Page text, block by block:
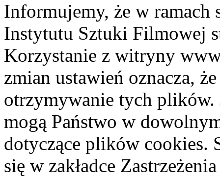
Informujemy, że w ramach
Instytutu Sztuki Filmowej
Korzystanie z witryny
zmian ustawień oznacza,
otrzymywanie tych plików.
mogą Państwo w
dotyczące plików cookies.
się w zakładce